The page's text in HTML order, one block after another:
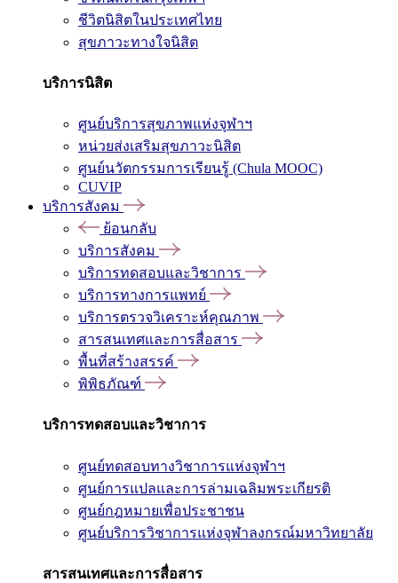
ชีวิตนิสิตในประเทศไทย
สุขภาวะทางใจนิสิต
บริการนิสิต
ศูนย์บริการสุขภาพแห่งจุฬาฯ
หน่วยส่งเสริมสุขภาวะนิสิต
ศูนย์นวัตกรรมการเรียนรู้ (Chula MOOC)
CUVIP
บริการสังคม
ย้อนกลับ
บริการสังคม
บริการทดสอบและวิชาการ
บริการทางการแพทย์
บริการตรวจวิเคราะห์คุณภาพ
สารสนเทศและการสื่อสาร
พื้นที่สร้างสรรค์
พิพิธภัณฑ์
บริการทดสอบและวิชาการ
ศูนย์ทดสอบทางวิชาการแห่งจุฬาฯ
ศูนย์การแปลและการล่ามเฉลิมพระเกียรติ
ศูนย์กฎหมายเพื่อประชาชน
ศูนย์บริการวิชาการแห่งจุฬาลงกรณ์มหาวิทยาลัย
สารสนเทศและการสื่อสาร